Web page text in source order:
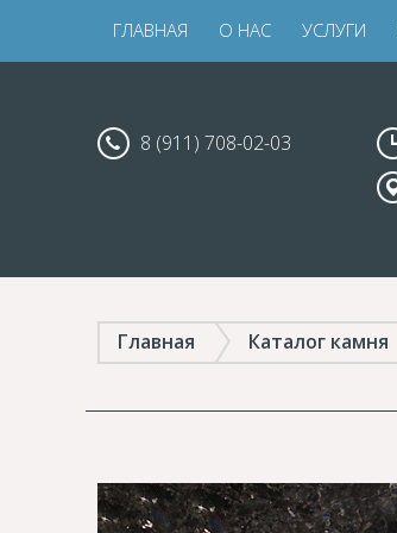
ГЛАВНАЯ О НАС УСЛУГИ
8 (911) 708-02-03
Главная Каталог камня